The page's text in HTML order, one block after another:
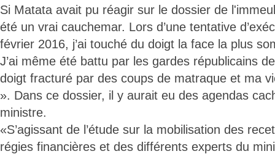
Si Matata avait pu réagir sur le dossier de
été un vrai cauchemar. Lors d’une tentative
février 2016, j’ai touché du doigt la face la plus
J’ai même été battu par les gardes républicains de
doigt fracturé par des coups de matraque et ma
». Dans ce dossier, il y aurait eu des agendas
ministre.
«S’agissant de l’étude sur la mobilisation des
régies financières et des différents experts du